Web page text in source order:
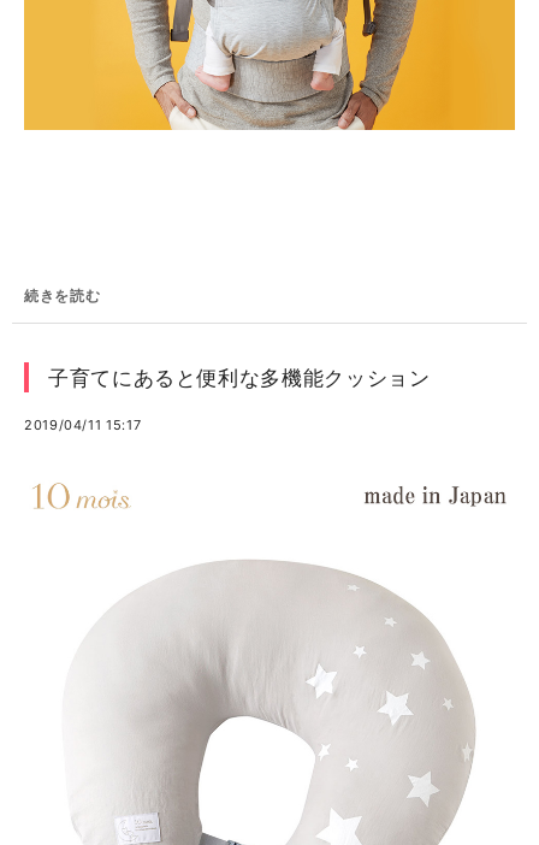
続きを読む
子育てにあると便利な多機能クッション
2019/04/11 15:17